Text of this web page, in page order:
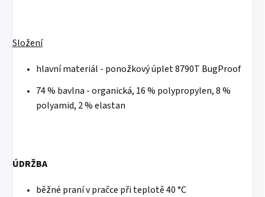
Složení
hlavní materiál - ponožkový úplet 8790T BugProof
74 % bavlna - organická, 16 % polypropylen, 8 %
polyamid, 2 % elastan
ÚDRŽBA
běžné praní v pračce při teplotě 40 °C